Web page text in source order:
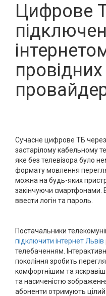
Цифрове
провідних
Сучасне цифрове ТБ
застарілому кабельному
яке без телевізора було
формату мовлення
можна на будь-яких
закінчуючи смартфонами.
ввести логін та пароль.
Постачальники
підключити інтернет Львів
телебаченням.
покоління зробить
комфортнішим та
та насиченістю
абоненти отримують